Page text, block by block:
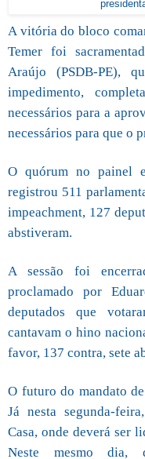
A vitória do bloco
Temer foi
Araújo (PSDB-PE),
impedimento,
necessários para a
necessários para que o
O quórum no painel
registrou 511
impeachment, 127
abstiveram.
A sessão foi
proclamado por
deputados que
cantavam o hino
favor, 137 contra, sete
O futuro do mandato
Já nesta segunda-
Casa, onde deverá ser
Neste mesmo dia,